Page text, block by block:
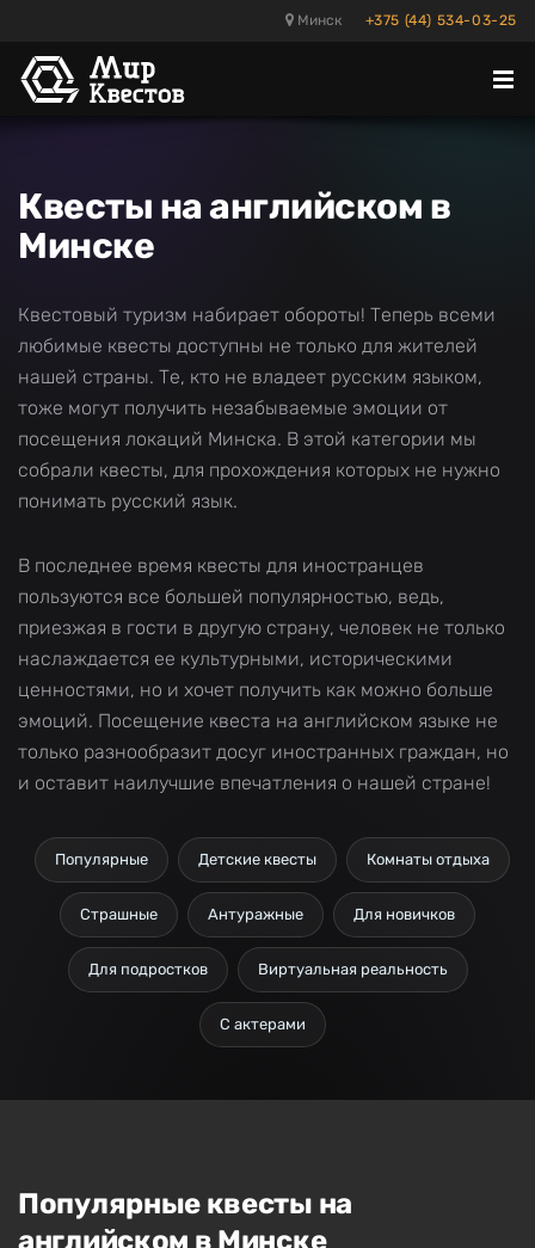
Минск +375 (44) 534-03-25
Квесты на английском в
Минске
Квестовый туризм набирает обороты! Теперь всеми
любимые квесты доступны не только для жителей
нашей страны. Те, кто не владеет русским языком,
тоже могут получить незабываемые эмоции от
посещения локаций Минска. В этой категории мы
собрали квесты, для прохождения которых не нужно
понимать русский язык.
В последнее время квесты для иностранцев
пользуются все большей популярностью, ведь,
приезжая в гости в другую страну, человек не только
наслаждается ее культурными, историческими
ценностями, но и хочет получить как можно больше
эмоций. Посещение квеста на английском языке не
только разнообразит досуг иностранных граждан, но
и оставит наилучшие впечатления о нашей стране!
Популярные Детские квесты Комнаты отдыха
Страшные Антуражные Для новичков
Для подростков Виртуальная реальность
С актерами
Популярные квесты на
английском в Минске